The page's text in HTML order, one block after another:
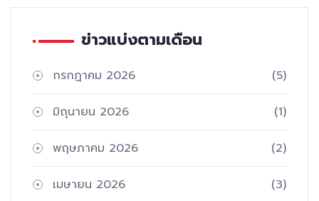
ข่าวแบ่งตามเดือน
กรกฎาคม 2026 (5)
มิถุนายน 2026 (1)
พฤษภาคม 2026 (2)
เมษายน 2026 (3)